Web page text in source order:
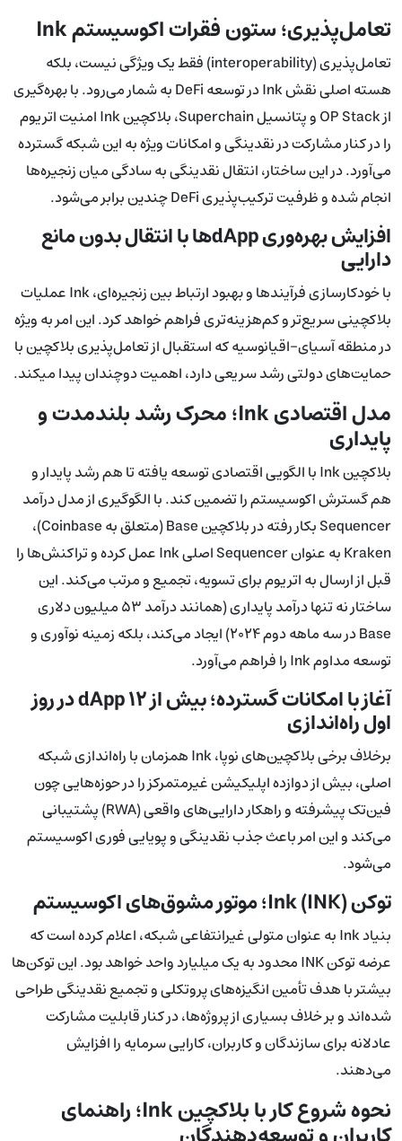
تعامل‌پذیری؛ ستون فقرات اکوسیستم Ink
تعامل‌پذیری (interoperability) فقط یک ویژگی نیست، بلکه
هسته اصلی نقش Ink در توسعه DeFi به شمار می‌رود. با بهره‌گیری
از OP Stack و پتانسیل Superchain، بلاکچین Ink امنیت اتریوم
را در کنار مشارکت در نقدینگی و امکانات ویژه به این شبکه گسترده
می‌آورد. در این ساختار، انتقال نقدینگی به سادگی میان زنجیره‌ها
انجام شده و ظرفیت ترکیب‌پذیری DeFi چندین برابر می‌شود.
افزایش بهره‌وری dAppها با انتقال بدون مانع
دارایی
با خودکارسازی فرآیندها و بهبود ارتباط بین زنجیره‌ای، Ink عملیات
بلاکچینی سریع‌تر و کم‌هزینه‌تری فراهم خواهد کرد. این امر به ویژه
در منطقه آسیای-اقیانوسیه که استقبال از تعامل‌پذیری بلاکچین با
حمایت‌های دولتی رشد سریعی دارد، اهمیت دوچندان پیدا می‎کند.
مدل اقتصادی Ink؛ محرک رشد بلندمدت و
پایداری
بلاکچین Ink با الگویی اقتصادی توسعه یافته تا هم رشد پایدار و
هم گسترش اکوسیستم را تضمین کند. با الگوگیری از مدل درآمد
Sequencer بکار رفته در بلاکچین Base (متعلق به Coinbase)،
Kraken به عنوان Sequencer اصلی Ink عمل کرده و تراکنش‌ها را
قبل از ارسال به اتریوم برای تسویه، تجمیع و مرتب می‌کند. این
ساختار نه تنها درآمد پایداری (همانند درآمد ۵۳ میلیون دلاری
Base در سه ماهه دوم ۲۰۲۴) ایجاد می‌کند، بلکه زمینه نوآوری و
توسعه مداوم Ink را فراهم می‌آورد.
آغاز با امکانات گسترده؛ بیش از ۱۲ dApp در روز
اول راه‌اندازی
برخلاف برخی بلاکچین‌های نوپا، Ink همزمان با راه‌اندازی شبکه
اصلی، بیش از دوازده اپلیکیشن غیرمتمرکز را در حوزه‌هایی چون
فین‌تک پیشرفته و راهکار دارایی‌های واقعی (RWA) پشتیبانی
می‌کند و این امر باعث جذب نقدینگی و پویایی فوری اکوسیستم
می‌شود.
توکن Ink (INK)؛ موتور مشوق‌های اکوسیستم
بنیاد Ink به عنوان متولی غیرانتفاعی شبکه، اعلام کرده است که
عرضه توکن INK محدود به یک میلیارد واحد خواهد بود. این توکن‌ها
بیشتر با هدف تأمین انگیزه‌های پروتکلی و تجمیع نقدینگی طراحی
شده‌اند و بر خلاف بسیاری از پروژه‌ها، در کنار قابلیت مشارکت
عادلانه برای سازندگان و کاربران، کارایی سرمایه را افزایش
می‌دهند.
نحوه شروع کار با بلاکچین Ink؛ راهنمای